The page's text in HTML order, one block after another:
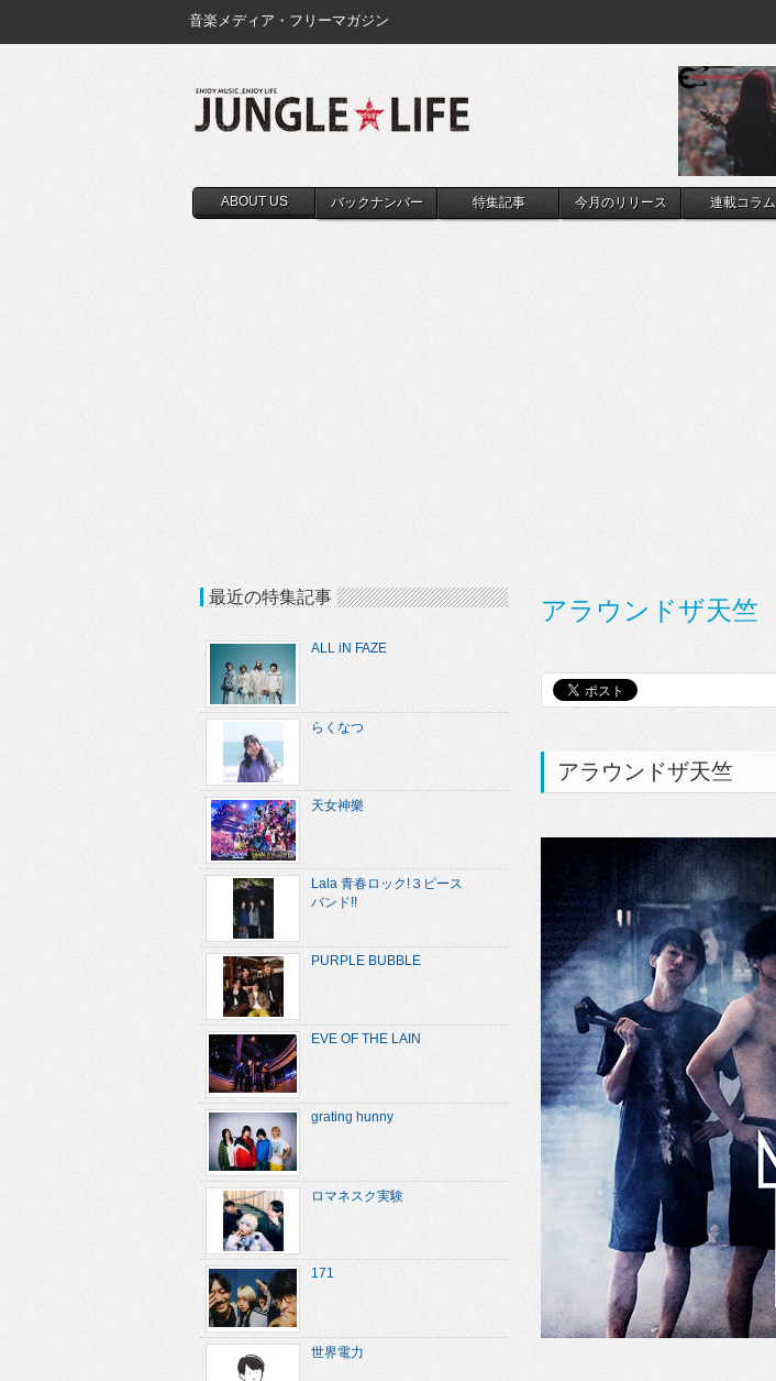
音楽メディア・フリーマガジン
ABOUT US バックナンバー 特集記事 今月のリリース 連載コラム
アラウンドザ天竺
アラウンドザ天竺
最近の特集記事
ALL iN FAZE
らくなつ
天女神樂
Lala 青春ロック!３ピース
バンド!!
PURPLE BUBBLE
EVE OF THE LAIN
grating hunny
ロマネスク実験
171
世界電力